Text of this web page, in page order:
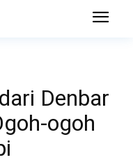
Denbar
ogoh